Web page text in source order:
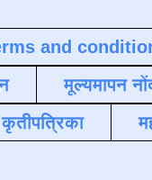
and
मूल्यमापन
कृतीपत्रिका